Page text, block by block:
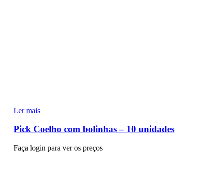
Ler mais
Pick Coelho com bolinhas – 10 unidades
Faça login para ver os preços